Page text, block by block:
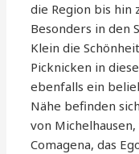
die Region bis hin
Besonders in den
Klein die
Picknicken in
ebenfalls ein
Nähe befinden
von
Comagena, das